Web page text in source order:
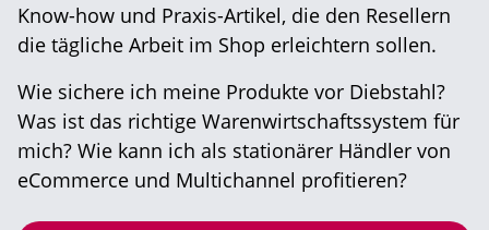
Know-how und Praxis-Artikel, die den Resellern
die tägliche Arbeit im Shop erleichtern sollen.
Wie sichere ich meine Produkte vor Diebstahl?
Was ist das richtige Warenwirtschaftssystem für
mich? Wie kann ich als stationärer Händler von
eCommerce und Multichannel profitieren?